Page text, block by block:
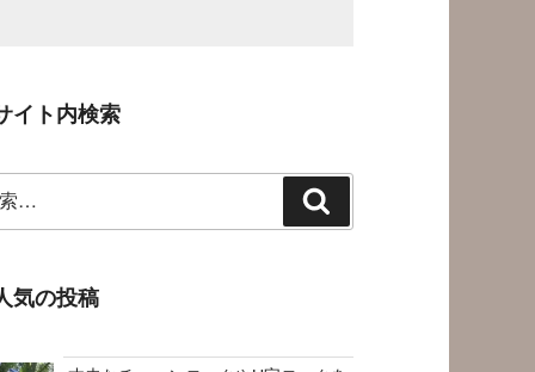
イト内検索
索
気の投稿